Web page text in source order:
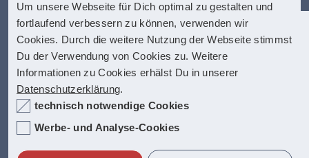
Erklärung zur Barrierefreiheit
Startseite
Kontakt
Impressum
Datenschutz
Hilfe
Inhalt
Fact-Box
anatom5 ist seit vielen Jahren auf digitale
Barrierefreiheit spezialisiert. Dazu zählen
unter anderem auch barrierefreie PDF-
Dokumente, die allerhöchste Anfoderungen
anatom5 perception marketing
GmbH
Münsterstraße 121
40476 Düsseldorf
Internet:https://www.anatom5.de
Um unsere Webseite für Dich optimal zu gestalten und
fortlaufend verbessern zu können, verwenden wir
Cookies. Durch die weitere Nutzung der Webseite stimmst
Du der Verwendung von Cookies zu. Weitere
Informationen zu Cookies erhälst Du in unserer
Datenschutzerklärung.
technisch notwendige Cookies
Werbe- und Analyse-Cookies